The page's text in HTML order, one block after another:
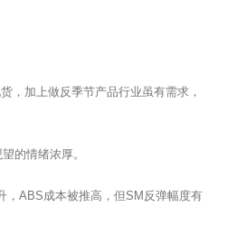
，加上做反季节产品行业虽有需求，
的情绪浓厚。
，ABS成本被推高，但SM反弹幅度有